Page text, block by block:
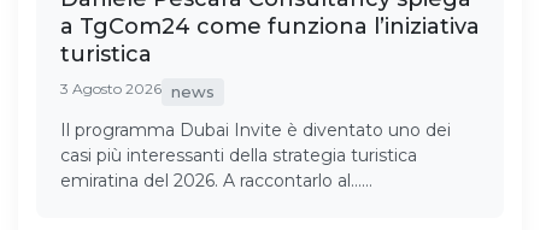
a TgCom24 come funziona l’iniziativa
turistica
3 Agosto 2026 news
Il programma Dubai Invite è diventato uno dei
casi più interessanti della strategia turistica
emiratina del 2026. A raccontarlo al……